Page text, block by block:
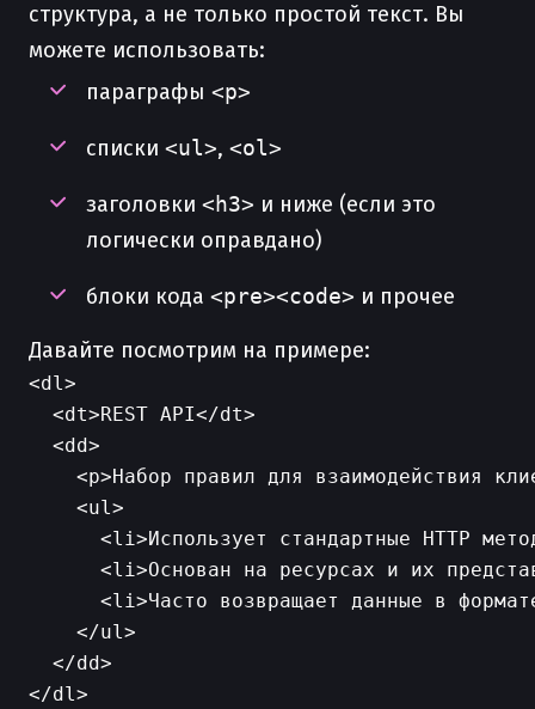
структура, а не только простой текст. Вы
можете использовать:
параграфы <p>
списки <ul>, <ol>
заголовки <h3> и ниже (если это
логически оправдано)
блоки кода <pre><code> и прочее
Давайте посмотрим на примере:
<dl>
  <dt>REST API</dt>
  <dd>
<p>Набор правил для взаимодействия
    <ul>
<li>Использует стандартные HTTP
<li>Основан на ресурсах и их
<li>Часто возвращает данные в
    </ul>
  </dd>